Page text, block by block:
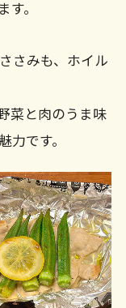
。
さみも、ホイル
菜と肉のうま味
です。